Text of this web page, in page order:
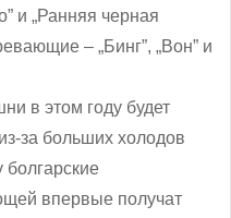
и „Ранняя черная
– „Бинг”, „Вон” и
в этом году будет
за больших холодов
впервые получат